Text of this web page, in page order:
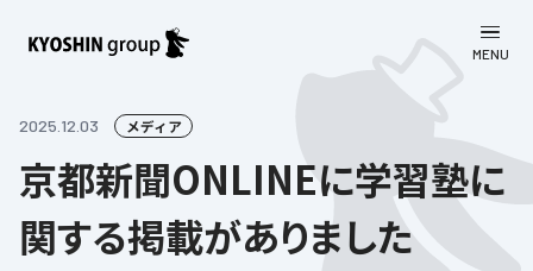
MENU
会社案内
会社案内
事業一覧
2025.12.03 メディア
京都新聞ONLINEに学習塾に
関する掲載がありました